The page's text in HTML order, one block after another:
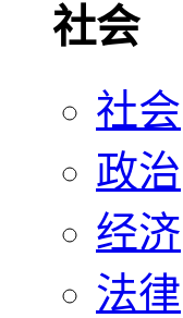
社会
社会
政治
经济
法律